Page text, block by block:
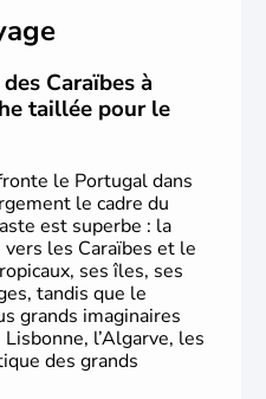
C'est en 1810, que
à Bogotà, suivi en 1813
la Colombie est
Caraïbes à
taillée pour le
le Portugal dans
le cadre du
est superbe : la
les Caraïbes et le
ses îles, ses
tandis que le
grands imaginaires
l’Algarve, les
des grands